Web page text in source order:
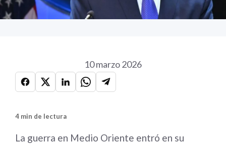
10 marzo 2026
4 min de lectura
La guerra en Medio Oriente entró en su